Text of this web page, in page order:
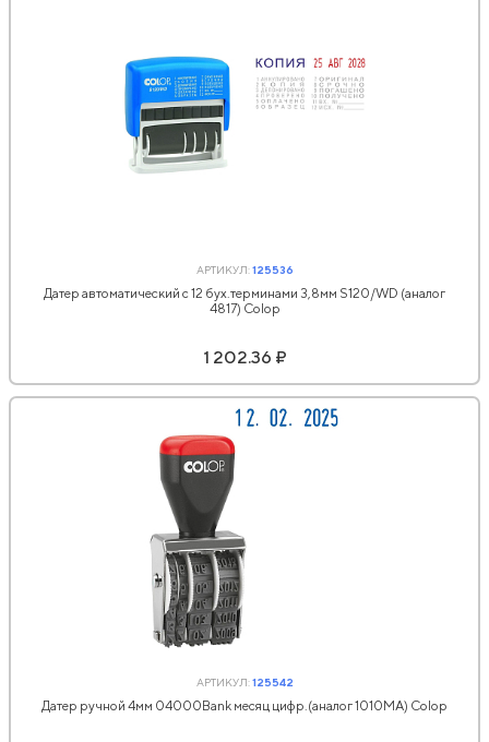
АРТИКУЛ:125536
Датер автоматический с 12 бух.терминами 3,8мм S120/WD (аналог
4817) Colop
1 202.36 ₽
АРТИКУЛ:125542
Датер ручной 4мм 04000Bank месяц цифр.(аналог 1010МА) Colop